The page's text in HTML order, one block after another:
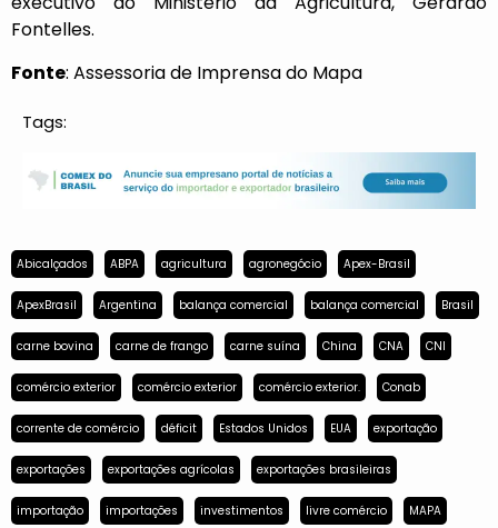
Fontelles.
Fonte: Assessoria de Imprensa do Mapa
Tags:
Abicalçados ABPA agricultura agronegócio Apex-Brasil
ApexBrasil Argentina balança comercial balança comercial Brasil
carne bovina carne de frango carne suína China CNA CNI
comércio exterior comércio exterior comércio exterior. Conab
corrente de comércio déficit Estados Unidos EUA exportação
exportações exportações agrícolas exportações brasileiras
importação importações investimentos livre comércio MAPA